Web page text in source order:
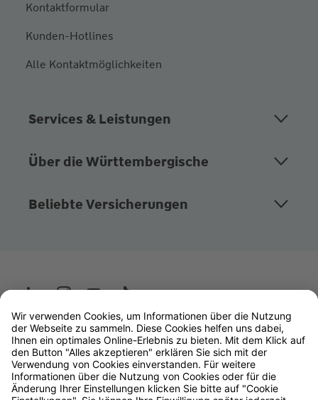
Kontaktformular
Kunden-Hotlines
Alle Kontaktmöglichkeiten
Services & Leistungen
Über die Württembergische
Beliebte Versicherungen
Wüstenrot
W&W Gruppe
OLB Bank
Makler